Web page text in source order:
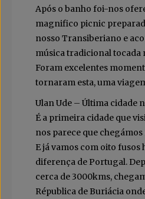
Após o banho foi-nos
magnifico picnic
nosso Transiberiano e
música tradicional tocada
Foram excelentes
tornaram esta, uma
Ulan Ude – Última cidade
É a primeira cidade que
nos parece que
E já vamos com oito fusos
diferença de Portugal.
cerca de 3000kms,
Républica de Buriácia